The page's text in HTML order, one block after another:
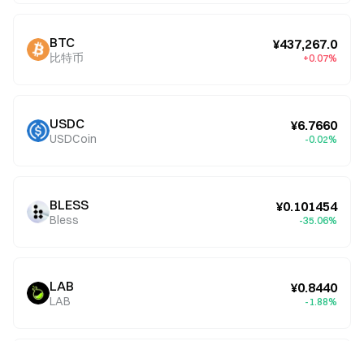
BTC
比特币
¥437,267.0
+0.07%
USDC
USDCoin
¥6.7660
-0.02%
BLESS
Bless
¥0.101454
-35.06%
LAB
LAB
¥0.8440
-1.88%